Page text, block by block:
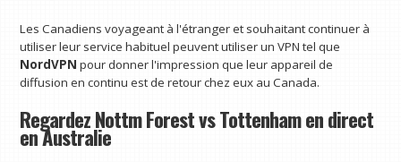
Les Canadiens voyageant à l'étranger et souhaitant continuer à
utiliser leur service habituel peuvent utiliser un VPN tel que
NordVPN pour donner l'impression que leur appareil de
diffusion en continu est de retour chez eux au Canada.
Regardez Nottm Forest vs Tottenham en direct
en Australie